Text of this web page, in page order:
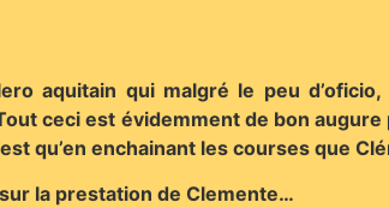
aquitain qui malgré le peu
ceci est évidemment de bon
qu’en enchainant les courses que
la prestation de Clemente…